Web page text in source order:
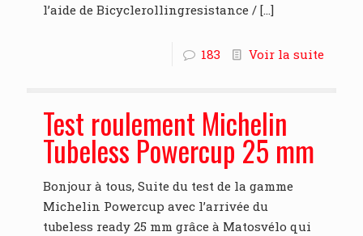
l’aide de Bicyclerollingresistance / […]
183 Voir la suite
Test roulement Michelin
Tubeless Powercup 25 mm
Bonjour à tous, Suite du test de la gamme
Michelin Powercup avec l’arrivée du
tubeless ready 25 mm grâce à Matosvélo qui